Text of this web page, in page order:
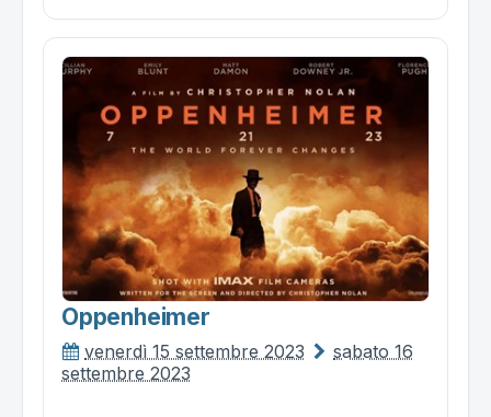
Oppenheimer
venerdì 15 settembre 2023
sabato 16
settembre 2023